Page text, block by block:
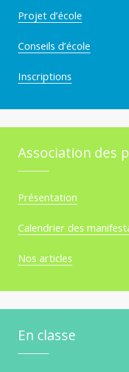
r
a
y
Projet d’école
Conseils d’école
Inscriptions
Association des
Présentation
Calendrier des
Nos articles
En classe